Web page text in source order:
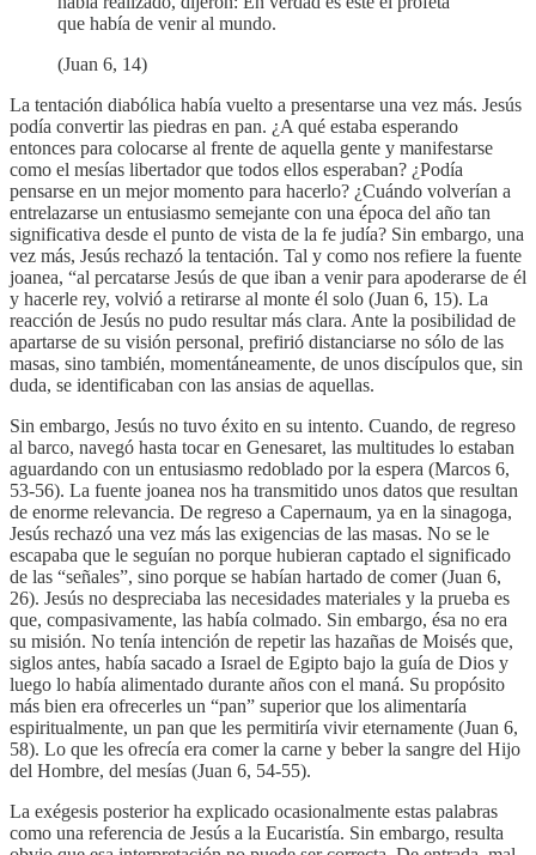
que había de venir al mundo.
(Juan 6, 14)
La tentación diabólica había vuelto a presentarse una vez más. Jesús
podía convertir las piedras en pan. ¿A qué estaba esperando
entonces para colocarse al frente de aquella gente y manifestarse
como el mesías libertador que todos ellos esperaban? ¿Podía
pensarse en un mejor momento para hacerlo? ¿Cuándo volverían a
entrelazarse un entusiasmo semejante con una época del año tan
significativa desde el punto de vista de la fe judía? Sin embargo, una
vez más, Jesús rechazó la tentación. Tal y como nos refiere la fuente
joanea, “al percatarse Jesús de que iban a venir para apoderarse de él
y hacerle rey, volvió a retirarse al monte él solo (Juan 6, 15). La
reacción de Jesús no pudo resultar más clara. Ante la posibilidad de
apartarse de su visión personal, prefirió distanciarse no sólo de las
masas, sino también, momentáneamente, de unos discípulos que, sin
duda, se identificaban con las ansias de aquellas.
Sin embargo, Jesús no tuvo éxito en su intento. Cuando, de regreso
al barco, navegó hasta tocar en Genesaret, las multitudes lo estaban
aguardando con un entusiasmo redoblado por la espera (Marcos 6,
53-56). La fuente joanea nos ha transmitido unos datos que resultan
de enorme relevancia. De regreso a Capernaum, ya en la sinagoga,
Jesús rechazó una vez más las exigencias de las masas. No se le
escapaba que le seguían no porque hubieran captado el significado
de las “señales”, sino porque se habían hartado de comer (Juan 6,
26). Jesús no despreciaba las necesidades materiales y la prueba es
que, compasivamente, las había colmado. Sin embargo, ésa no era
su misión. No tenía intención de repetir las hazañas de Moisés que,
siglos antes, había sacado a Israel de Egipto bajo la guía de Dios y
luego lo había alimentado durante años con el maná. Su propósito
más bien era ofrecerles un “pan” superior que los alimentaría
espiritualmente, un pan que les permitiría vivir eternamente (Juan 6,
58). Lo que les ofrecía era comer la carne y beber la sangre del Hijo
del Hombre, del mesías (Juan 6, 54-55).
La exégesis posterior ha explicado ocasionalmente estas palabras
como una referencia de Jesús a la Eucaristía. Sin embargo, resulta